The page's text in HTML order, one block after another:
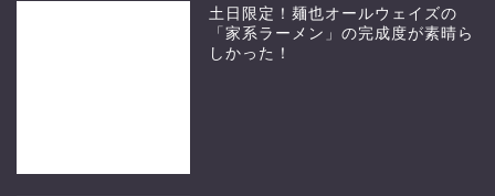
土日限定！麺也オールウェイズの
「家系ラーメン」の完成度が素晴ら
しかった！